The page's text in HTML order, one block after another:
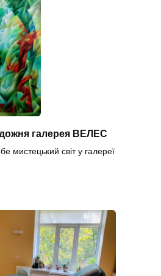
галерея ВЕЛЕС
мистецький світ у галереї